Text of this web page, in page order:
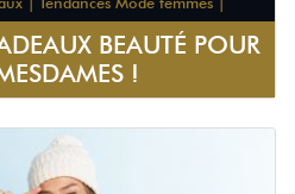
BEAUTÉ POUR
!